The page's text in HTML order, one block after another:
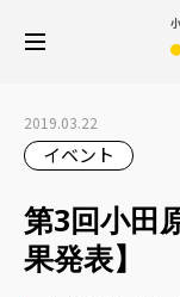
2019.03.22
イベント
第3回小田
果発表】